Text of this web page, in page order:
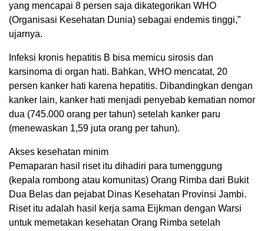
yang mencapai 8 persen saja dikategorikan WHO
(Organisasi Kesehatan Dunia) sebagai endemis tinggi,”
ujarnya.
Infeksi kronis hepatitis B bisa memicu sirosis dan
karsinoma di organ hati. Bahkan, WHO mencatat, 20
persen kanker hati karena hepatitis. Dibandingkan dengan
kanker lain, kanker hati menjadi penyebab kematian nomor
dua (745.000 orang per tahun) setelah kanker paru
(menewaskan 1,59 juta orang per tahun).
Akses kesehatan minim
Pemaparan hasil riset itu dihadiri para tumenggung
(kepala rombong atau komunitas) Orang Rimba dari Bukit
Dua Belas dan pejabat Dinas Kesehatan Provinsi Jambi.
Riset itu adalah hasil kerja sama Eijkman dengan Warsi
untuk memetakan kesehatan Orang Rimba setelah